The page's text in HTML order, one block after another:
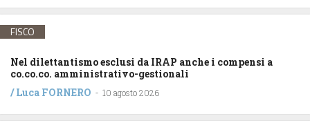
FISCO
Nel dilettantismo esclusi da IRAP anche i compensi a
co.co.co. amministrativo-gestionali
/Luca FORNERO - 10 agosto 2026